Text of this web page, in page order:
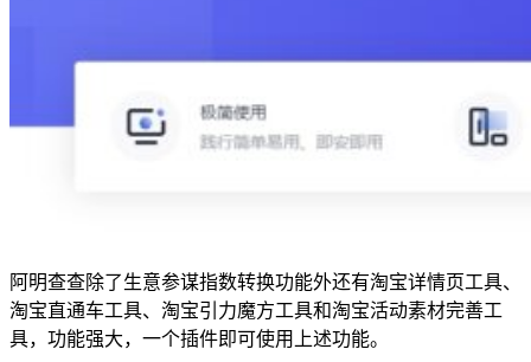
阿明查查除了生意参谋指数转换功能外还有淘宝详情页工具、
淘宝直通车工具、淘宝引力魔方工具和淘宝活动素材完善工
具，功能强大，一个插件即可使用上述功能。